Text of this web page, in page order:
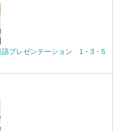
語プレゼンテーション 1・3・5